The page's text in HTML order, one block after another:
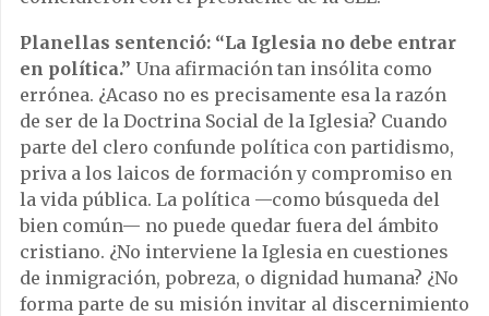
Planellas sentenció: “La Iglesia no debe entrar
en política.” Una afirmación tan insólita como
errónea. ¿Acaso no es precisamente esa la razón
de ser de la Doctrina Social de la Iglesia? Cuando
parte del clero confunde política con partidismo,
priva a los laicos de formación y compromiso en
la vida pública. La política —como búsqueda del
bien común— no puede quedar fuera del ámbito
cristiano. ¿No interviene la Iglesia en cuestiones
de inmigración, pobreza, o dignidad humana? ¿No
forma parte de su misión invitar al discernimiento